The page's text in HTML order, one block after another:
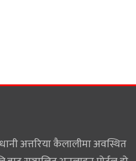
अत्तरिया कैलालीमा अवस्थित